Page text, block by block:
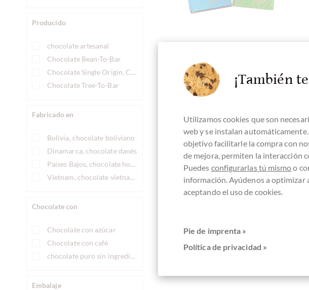
Producido
chocolate artesanal
Chocolate Bean-To-Bar
Chocolate Single Origin, Chocolate origen único
Chocolate Tree-To-Bar
Fabricado en
Bolivia, chocolate boliviano
Dinamarca, chocolate danés
Países Bajos, chocolate holandés
Vietnam, chocolate vietnamita
Chocolate con
Chocolate con azúcar
Chocolate con café
chocolate puro sin ingredientes
Embalaje
Marou Schokoladen - Kleines
Probierset aus Vietnam
Detalles
¡Actualmente agotado !
Comparar
¡También
Utilizamos cookies que son
web y se instalan
objetivo facilitarle la compra con
de mejora, permiten la interacción
Puedes configurarlas tú mismoo
información. Ayúdenos a optimizar
aceptando el uso de cookies.
Pie de imprenta »
Política de privacidad »